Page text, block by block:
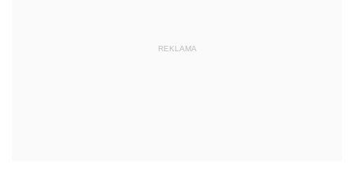
REKLAMA